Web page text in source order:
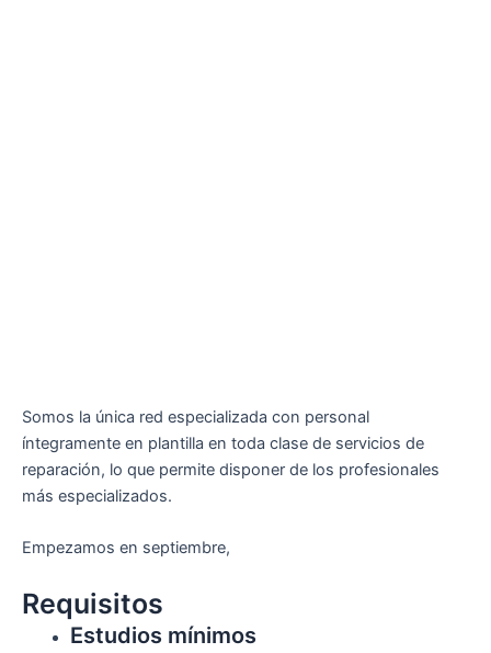
Somos la única red especializada con personal
íntegramente en plantilla en toda clase de servicios de
reparación, lo que permite disponer de los profesionales
más especializados.
Empezamos en septiembre,
Requisitos
Estudios mínimos